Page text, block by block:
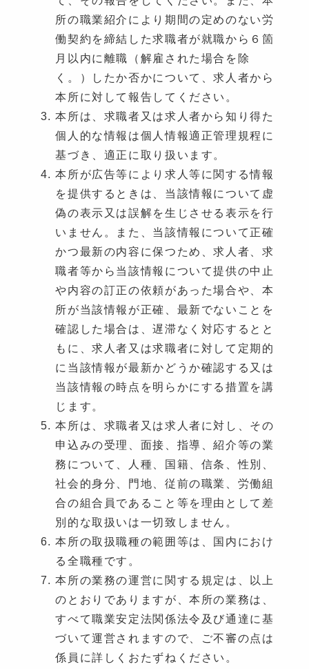
所の職業紹介により期間の定めのない労
働契約を締結した求職者が就職から６箇
月以内に離職（解雇された場合を除
く。）したか否かについて、求人者から
本所に対して報告してください。
本所は、求職者又は求人者から知り得た
個人的な情報は個人情報適正管理規程に
基づき、適正に取り扱います。
本所が広告等により求人等に関する情報
を提供するときは、当該情報について虚
偽の表示又は誤解を生じさせる表示を行
いません。また、当該情報について正確
かつ最新の内容に保つため、求人者、求
職者等から当該情報について提供の中止
や内容の訂正の依頼があった場合や、本
所が当該情報が正確、最新でないことを
確認した場合は、遅滞なく対応するとと
もに、求人者又は求職者に対して定期的
に当該情報が最新かどうか確認する又は
当該情報の時点を明らかにする措置を講
じます。
本所は、求職者又は求人者に対し、その
申込みの受理、面接、指導、紹介等の業
務について、人種、国籍、信条、性別、
社会的身分、門地、従前の職業、労働組
合の組合員であること等を理由として差
別的な取扱いは一切致しません。
本所の取扱職種の範囲等は、国内におけ
る全職種です。
本所の業務の運営に関する規定は、以上
のとおりでありますが、本所の業務は、
すべて職業安定法関係法令及び通達に基
づいて運営されますので、ご不審の点は
係員に詳しくおたずねください。